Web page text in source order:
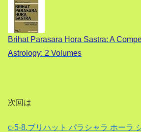
Brihat Parasara Hora Sastra: A
Astrology: 2 Volumes
次回は
c-5-8.ブリハット パラシャラ ホーラ